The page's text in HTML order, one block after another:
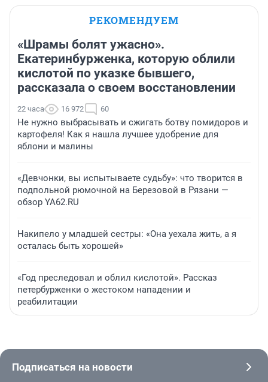
РЕКОМЕНДУЕМ
«Шрамы болят ужасно».
Екатеринбурженка, которую облили
кислотой по указке бывшего,
рассказала о своем восстановлении
22 часа 16 972 60
Не нужно выбрасывать и сжигать ботву помидоров и
картофеля! Как я нашла лучшее удобрение для
яблони и малины
«Девчонки, вы испытываете судьбу»: что творится в
подпольной рюмочной на Березовой в Рязани —
обзор YA62.RU
Накипело у младшей сестры: «Она уехала жить, а я
осталась быть хорошей»
«Год преследовал и облил кислотой». Рассказ
петербурженки о жестоком нападении и
реабилитации
Подписаться на новости